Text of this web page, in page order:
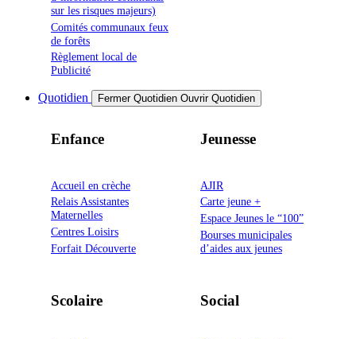
sur les risques majeurs)
Comités communaux feux
de forêts
Règlement local de
Publicité
Quotidien Fermer Quotidien Ouvrir Quotidien
Enfance
Accueil en crèche
Relais Assistantes
Maternelles
Centres Loisirs
Forfait Découverte
Jeunesse
AJIR
Carte jeune +
Espace Jeunes le “100”
Bourses municipales
d’aides aux jeunes
Scolaire Social